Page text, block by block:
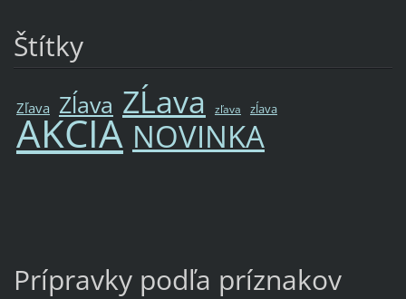
Štítky
Zľava Zĺava ZĹava zľava zĺava
AKCIA NOVINKA
Prípravky podľa príznakov